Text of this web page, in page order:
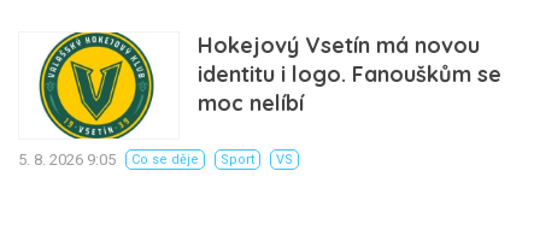
Hokejový Vsetín má novou
identitu i logo. Fanouškům se
moc nelíbí
5. 8. 2026 9:05 Co se děje Sport VS